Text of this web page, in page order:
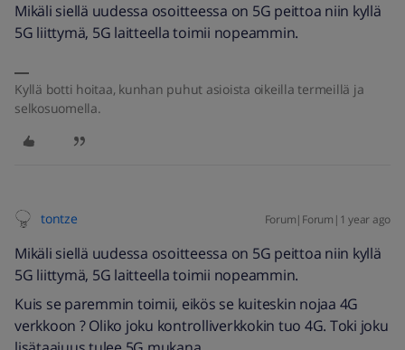
Mikäli siellä uudessa osoitteessa on 5G peittoa niin kyllä
5G liittymä, 5G laitteella toimii nopeammin.
Kyllä botti hoitaa, kunhan puhut asioista oikeilla termeillä ja
selkosuomella.
tontze Forum|Forum|1 year ago
Mikäli siellä uudessa osoitteessa on 5G peittoa niin kyllä
5G liittymä, 5G laitteella toimii nopeammin.
Kuis se paremmin toimii, eikös se kuiteskin nojaa 4G
verkkoon ? Oliko joku kontrolliverkkokin tuo 4G. Toki joku